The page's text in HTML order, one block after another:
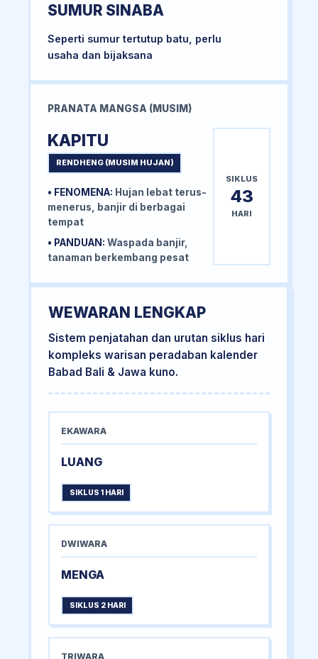
SUMUR SINABA
Seperti sumur tertutup batu, perlu
usaha dan bijaksana
PRANATA MANGSA (MUSIM)
KAPITU
RENDHENG (MUSIM HUJAN)
• FENOMENA: Hujan lebat terus-
menerus, banjir di berbagai
tempat
• PANDUAN: Waspada banjir,
tanaman berkembang pesat
SIKLUS
43
HARI
WEWARAN LENGKAP
Sistem penjatahan dan urutan siklus hari
kompleks warisan peradaban kalender
Babad Bali & Jawa kuno.
EKAWARA
LUANG
SIKLUS 1 HARI
DWIWARA
MENGA
SIKLUS 2 HARI
TRIWARA